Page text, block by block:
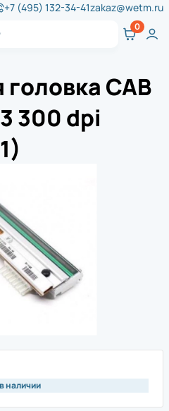
+7 (495) 132-34-41zakaz@wetm.ru
CAB
300 dpi
наличии